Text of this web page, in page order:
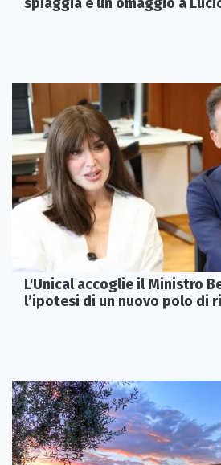
L'Unical accoglie il Ministro
l’ipotesi di un nuovo polo di